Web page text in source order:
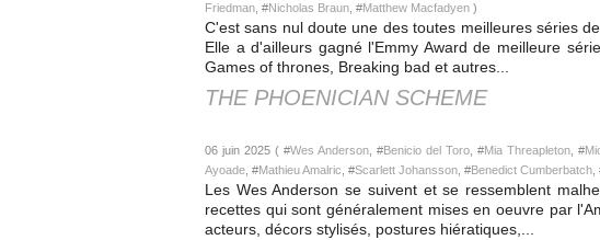
Friedman , #Nicholas Braun , #Matthew Macfadyen )
C'est sans nul doute une des toutes meilleures séries
Elle a d'ailleurs gagné l'Emmy Award de meilleure
Games of thrones, Breaking bad et autres...
THE PHOENICIAN SCHEME
06 juin 2025 ( #Wes Anderson , #Benicio del Toro , #Mia Threapleton , #
Ayoade , #Mathieu Amalric , #Scarlett Johansson , #Benedict Cumberbatch
Les Wes Anderson se suivent et se ressemblent
recettes qui sont généralement mises en oeuvre par
acteurs, décors stylisés, postures hiératiques,...